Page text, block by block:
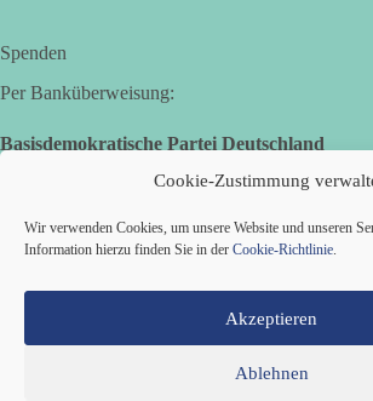
Cookie-Zustimmung
Wir verwenden Cookies, um unsere Website und unseren
Information hierzu finden Sie in der Cookie-Richtlinie.
Akzeptieren
Ablehnen
Spenden
Per Banküberweisung:
Basisdemokratische Partei Deutschland
IBAN: DE16 6539 0120 0434 1370 06
BIC: GENODES1EBI